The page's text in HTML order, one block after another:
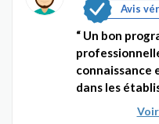
Avis
Un bon
connaissance
dans les
Voir